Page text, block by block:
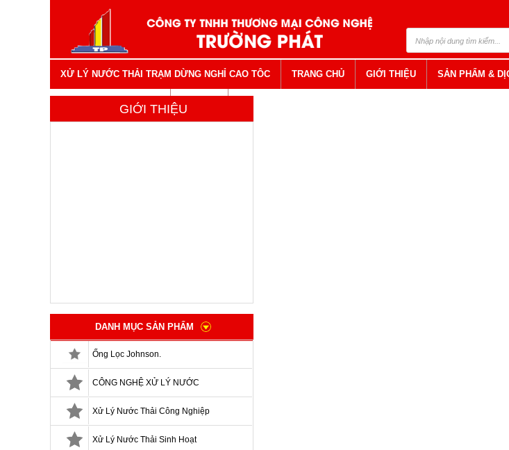
XỬ LÝ NƯỚC THẢI TRẠM DỪNG NGHỈ CAO TÔC TRANG CHỦ GIỚI THIỆU SẢN PHẨM &
VẬT TƯ NGÀNH NƯỚC LIÊN HỆ
GIỚI THIỆU
DANH MỤC SẢN PHẨM
Ống Lọc Johnson.
CÔNG NGHỆ XỬ LÝ NƯỚC
Xử Lý Nước Thải Công Nghiệp
Xử Lý Nước Thải Sinh Hoạt